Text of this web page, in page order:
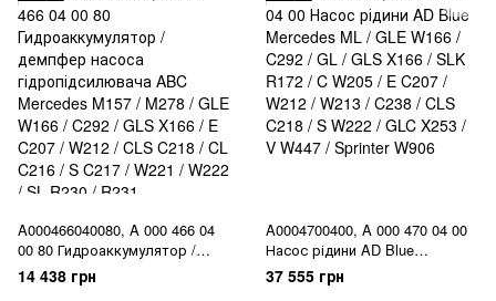
C216 / S C217 / W221 / W222 /
SL R230 / R231
C207 / W212 / CLS C218 / CL
C216 / S C217 / W221 / W222 /
SL R230 / R231
A000466040080, A 000 466 04
00 80 Гидроаккумулятор /
демпфер насоса
гідропідсилювача ABC
14 438 грн
A0004700400, A 000 470 04 00
Насос рідини AD Blue
Mercedes ML / GLE W166 /
C292 / GL / GLS X166 / SLK
37 555 грн